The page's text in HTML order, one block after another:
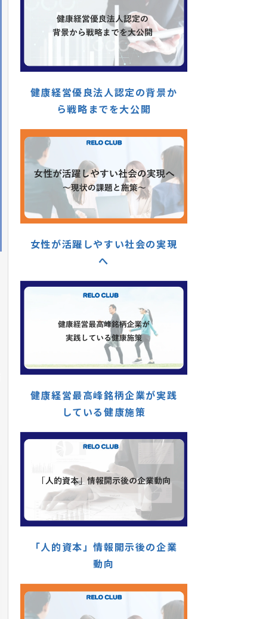
健康経営優良法人認定の背景か
ら戦略までを大公開
女性が活躍しやすい社会の実現
へ
健康経営最高峰銘柄企業が実践
している健康施策
「人的資本」情報開示後の企業
動向